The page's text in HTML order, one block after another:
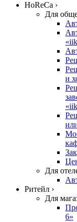
HoReCa ›
Для
и
Для
Ритейл ›
Для
6»